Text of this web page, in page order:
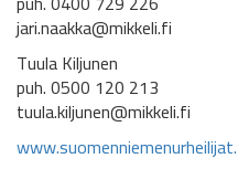
jari.naakka@mikkeli.fi
Tuula Kiljunen
puh. 0500 120 213
tuula.kiljunen@mikkeli.fi